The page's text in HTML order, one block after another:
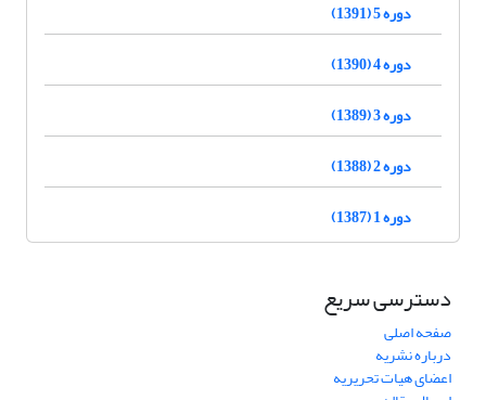
دوره 5 (1391)
دوره 4 (1390)
دوره 3 (1389)
دوره 2 (1388)
دوره 1 (1387)
دسترسی سریع
صفحه اصلی
درباره نشریه
اعضای هیات تحریریه